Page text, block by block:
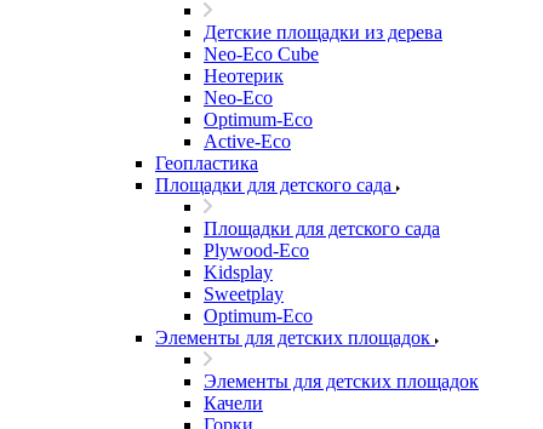
Детские площадки из дерева
Neo-Eco Cube
Неотерик
Neo-Eco
Оptimum-Еco
Active-Eco
Геопластика
Площадки для детского сада
Площадки для детского сада
Plywood-Eco
Kidsplay
Sweetplay
Оptimum-Еco
Элементы для детских площадок
Элементы для детских площадок
Качели
Горки